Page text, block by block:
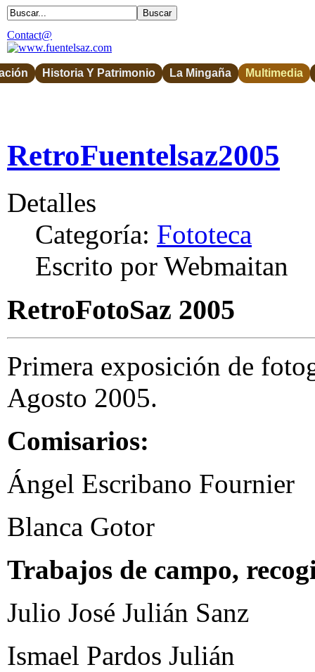
Contact@
Historia Y Patrimonio La Mingaña Multimedia
RetroFuentelsaz2005
Detalles
Categoría: Fototeca
Escrito por Webmaitan
RetroFotoSaz 2005
Primera exposición de
Agosto 2005.
Comisarios:
Ángel Escribano Fournier
Blanca Gotor
Trabajos de campo,
Julio José Julián Sanz
Ismael Pardos Julián